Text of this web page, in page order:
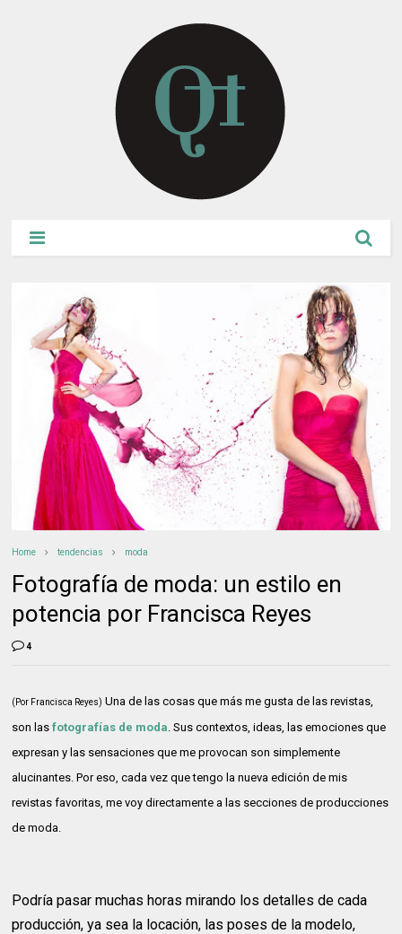
Home tendencias moda
Fotografía de moda: un estilo en
potencia por Francisca Reyes
4
(Por Francisca Reyes) Una de las cosas que más me gusta de las revistas,
son las fotografías de moda . Sus contextos, ideas, las emociones que
expresan y las sensaciones que me provocan son simplemente
alucinantes. Por eso, cada vez que tengo la nueva edición de mis
revistas favoritas, me voy directamente a las secciones de producciones
de moda.
Podría pasar muchas horas mirando los detalles de cada
producción, ya sea la locación, las poses de la modelo,